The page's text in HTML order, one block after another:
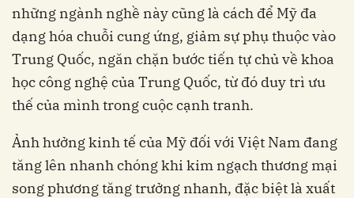
những ngành nghề này cũng là cách để Mỹ đa
dạng hóa chuỗi cung ứng, giảm sự phụ thuộc vào
Trung Quốc, ngăn chặn bước tiến tự chủ về khoa
học công nghệ của Trung Quốc, từ đó duy trì ưu
thế của mình trong cuộc cạnh tranh.
Ảnh hưởng kinh tế của Mỹ đối với Việt Nam đang
tăng lên nhanh chóng khi kim ngạch thương mại
song phương tăng trưởng nhanh, đặc biệt là xuất